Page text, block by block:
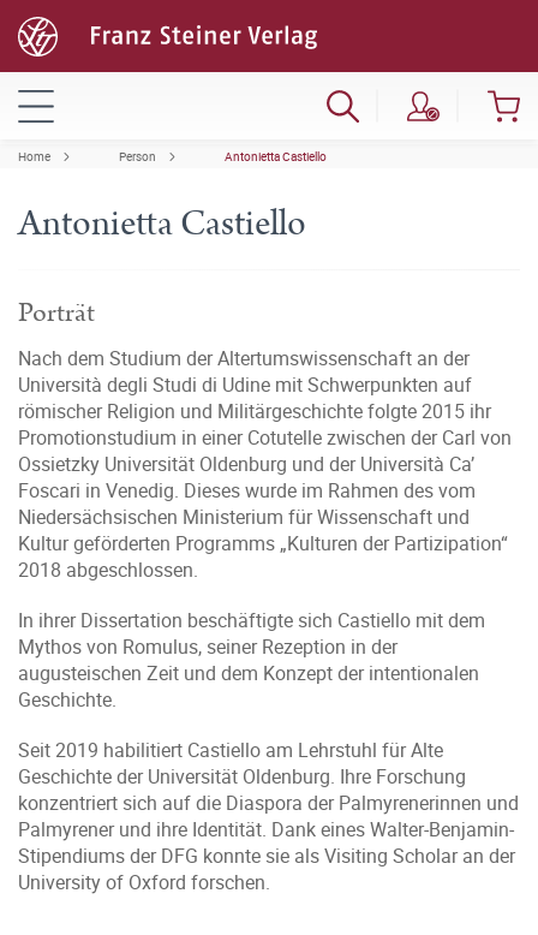
Home Person Antonietta Castiello
Antonietta Castiello
Porträt
Nach dem Studium der Altertumswissenschaft an der
Università degli Studi di Udine mit Schwerpunkten auf
römischer Religion und Militärgeschichte folgte 2015 ihr
Promotionstudium in einer Cotutelle zwischen der Carl von
Ossietzky Universität Oldenburg und der Università Ca’
Foscari in Venedig. Dieses wurde im Rahmen des vom
Niedersächsischen Ministerium für Wissenschaft und
Kultur geförderten Programms „Kulturen der Partizipation“
2018 abgeschlossen.
In ihrer Dissertation beschäftigte sich Castiello mit dem
Mythos von Romulus, seiner Rezeption in der
augusteischen Zeit und dem Konzept der intentionalen
Geschichte.
Seit 2019 habilitiert Castiello am Lehrstuhl für Alte
Geschichte der Universität Oldenburg. Ihre Forschung
konzentriert sich auf die Diaspora der Palmyrenerinnen und
Palmyrener und ihre Identität. Dank eines Walter-Benjamin-
Stipendiums der DFG konnte sie als Visiting Scholar an der
University of Oxford forschen.